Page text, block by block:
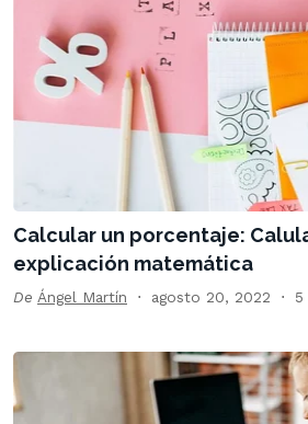
Calcular un porcentaje:
explicación matemática
De Ángel Martín agosto 20, 2022 5